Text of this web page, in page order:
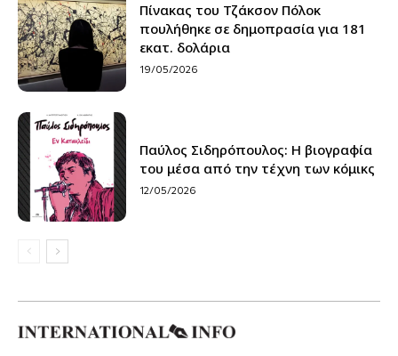
Πίνακας του Τζάκσον Πόλοκ
πουλήθηκε σε δημοπρασία για 181
εκατ. δολάρια
19/05/2026
Παύλος Σιδηρόπουλος: Η βιογραφία
του μέσα από την τέχνη των κόμικς
12/05/2026